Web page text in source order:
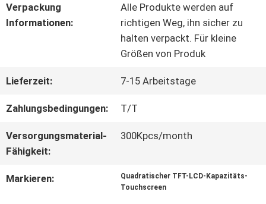
ANGEBOT
SITEMAP
PRIVACY
Verpackung
Informationen:
Alle Produkte werden auf
richtigen Weg, ihn sicher zu
halten verpackt. Für kleine
Größen von Produk
Lieferzeit: 7-15 Arbeitstage
Zahlungsbedingungen: T/T
Versorgungsmaterial-
Fähigkeit:
300Kpcs/month
Markieren:
Quadratischer TFT-LCD-Kapazitäts-
Touchscreen
,